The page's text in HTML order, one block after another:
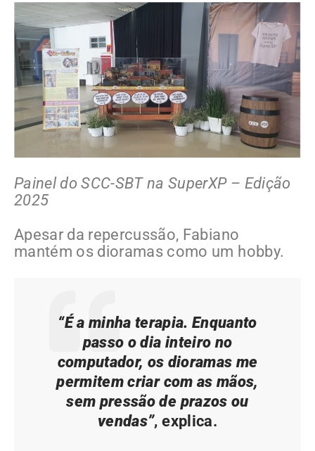
Painel do SCC-SBT na SuperXP – Edição
2025
Apesar da repercussão, Fabiano
mantém os dioramas como um hobby.
“É a minha terapia.Enquanto
passo o dia inteiro no
computador, os dioramas me
permitem criar com as mãos,
sem pressão de prazos ou
vendas”, explica.